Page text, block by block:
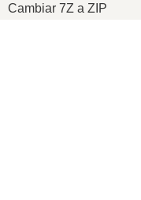
Cambiar 7Z a ZIP